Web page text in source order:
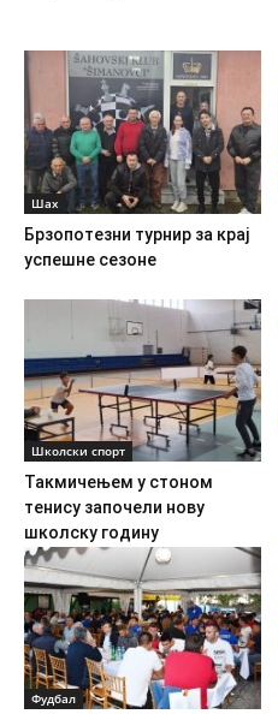
Шах
Брзопотезни турнир за крај
успешне сезоне
Школски спорт
Такмичењем у стоном
тенису започели нову
школску годину
Фудбал